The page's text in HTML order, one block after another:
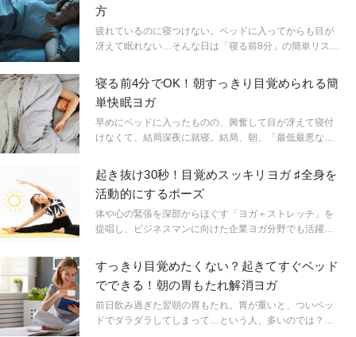
方
疲れているのに寝つけない。ベッドに入ってからも目が
冴えて眠れない…そんな日は「寝る前8分」の簡単リスト
ストラティブヨガを指導するリザ・ロウィッツ先生に教
えていただきました。
寝る前4分でOK！朝すっきり目覚められる簡
単快眠ヨガ
早めにベッドに入ったものの、興奮して目が冴えて寝付
けなくて、結局深夜に就寝。結局、朝、「最低最悪な気
ず。そんなときぜひ試してほしいポーズをご紹介。ポー
ズと言っても、クッションさえあればできてしまうし、
体が硬くても問題なし。マインドを鎮めるポーズで、気
持ちよく眠りにつこう。リストラティブヨガを指導する
リザ・ロウィッツ先生に教えていただいた。
起き抜け30秒！目覚めスッキリヨガ ♯全身を
活動的にするポーズ
体や心の緊張を深部からほぐす「ヨガ＋ストレッチ」を
提唱し、ビジネスマンに向けた企業ヨガ分野でも活躍す
タートさせるメソッドを教えてもらいました。ツラい寝
起きも、ヨガとストレッチを味方につければ、すっきり
とした心身に整えられそう！ぜひトライしてみて♡
すっきり目覚めたくない？起きてすぐベッド
でできる！朝の胃もたれ解消ヨガ
前日飲み過ぎた翌朝の胃もたれ。胃が重いと、ついベッ
ドでダラダラしてしまって…という人、多いのでは？